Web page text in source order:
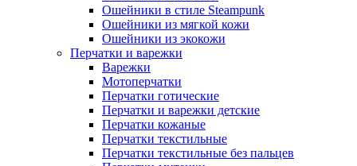
Ошейники в стиле Steampunk
Ошейники из мягкой кожи
Ошейники из экокожи
Перчатки и варежки
Варежки
Мотоперчатки
Перчатки готические
Перчатки и варежки детские
Перчатки кожаные
Перчатки текстильные
Перчатки текстильные без пальцев